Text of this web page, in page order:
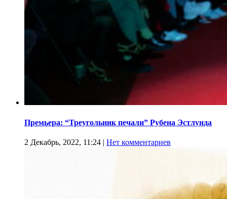
Премьера: “Треугольник печали” Рубена Эстлунда
2 Декабрь, 2022, 11:24 | Нет комментариев